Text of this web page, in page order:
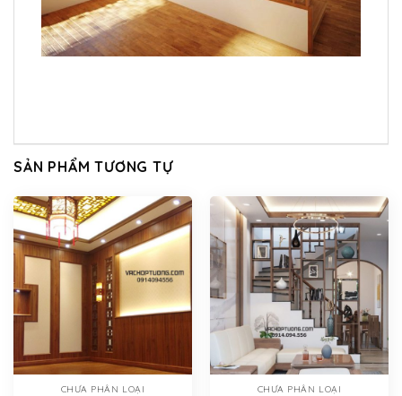
SẢN PHẨM TƯƠNG TỰ
CHƯA PHÂN LOẠI CHƯA PHÂN LOẠI